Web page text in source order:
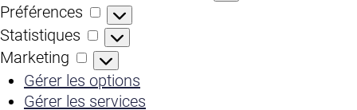
Préférences
Préférences
Statistiques
Statistiques
Marketing
Marketing
Gérer les options
Gérer les services